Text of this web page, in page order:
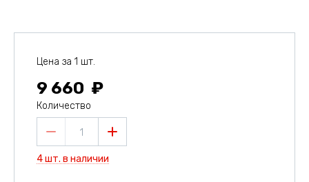
Цена за 1 шт.
9 660
Количество
1
4 шт. в наличии